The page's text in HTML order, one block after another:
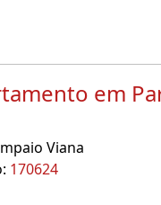
em
Viana
170624